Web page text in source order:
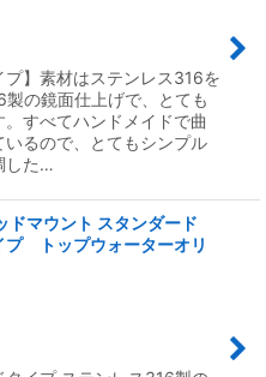
プ】素材はステンレス316を
の鏡面仕上げで、とても
すべてハンドメイドで曲
いるので、とてもシンプル
した…
ドマウント スタンダード
プ トップウォーターオリ